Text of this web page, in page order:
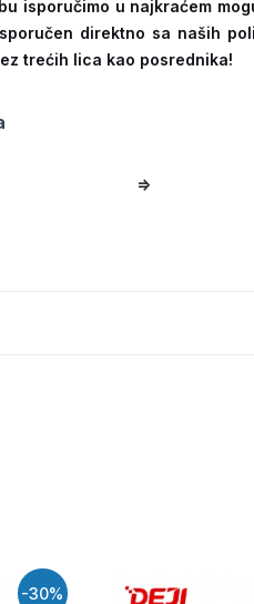
isporučimo u najkraćem
direktno sa naših
trećih lica kao posrednika!
=>
-30%